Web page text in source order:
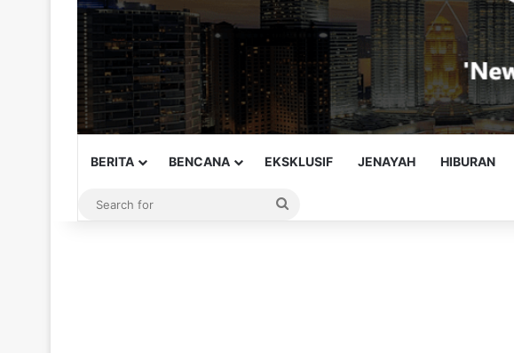
BERITA BENCANA EKSKLUSIF JENAYAH HIBURAN